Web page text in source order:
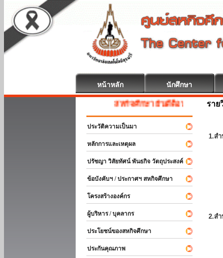
หน้าหลัก นักศึกษา
สหกิจศึกษา ยินดีต้อนรับ
ประวัติความเป็นมา
หลักการและเหตุผล
ปรัชญา วิสัยทัศน์ พันธกิจ วัตถุประสงค์
ข้อบังคับฯ / ประกาศฯ สหกิจศึกษา
โครงสร้างองค์กร
ผู้บริหาร / บุคลากร
ประโยชน์ของสหกิจศึกษา
ประกันคุณภาพ
ราย
1.ส
2.ส